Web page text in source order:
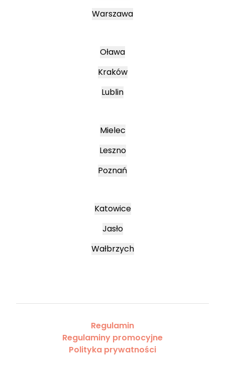
Warszawa
Oława
Kraków
Lublin
Mielec
Leszno
Poznań
Katowice
Jasło
Wałbrzych
Regulamin
Regulaminy promocyjne
Polityka prywatności